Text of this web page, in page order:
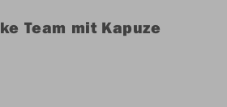
Team mit Kapuze